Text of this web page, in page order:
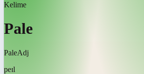
Kelime
Pale
PaleAdj
peɪl